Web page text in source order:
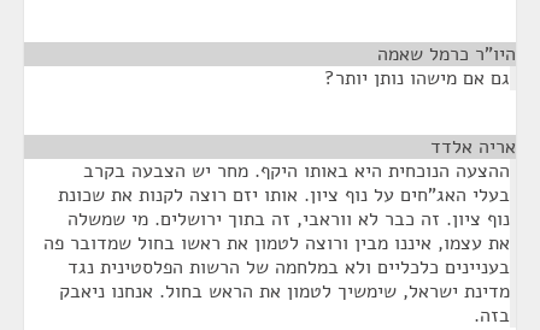
היו"ר כרמל שאמה
גם אם מישהו נותן יותר?
אריה אלדד
ההצעה הנוכחית היא באותו היקף. מחר יש הצבעה בקרב
בעלי האג"חים על נוף ציון. אותו יזם רוצה לקנות את שכונת
נוף ציון. זה כבר לא ווראבי, זה בתוך ירושלים. מי שמשלה
את עצמו, איננו מבין ורוצה לטמון את ראשו בחול שמדובר פה
בעניינים כלכליים ולא במלחמה של הרשות הפלסטינית נגד
מדינת ישראל, שימשיך לטמון את הראש בחול. אנחנו ניאבק
בזה.